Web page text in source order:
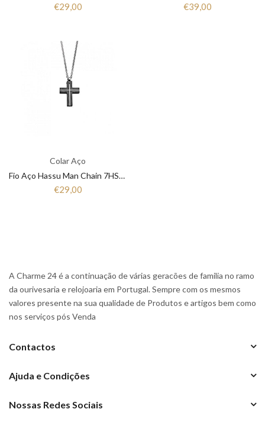
€29,00 €39,00
Colar Aço
Fio Aço Hassu Man Chain 7HSS010826A
€29,00
A Charme 24 é a continuação de várias geracões de familia no ramo
da ourivesaria e relojoaria em Portugal. Sempre com os mesmos
valores presente na sua qualidade de Produtos e artigos bem como
nos serviços pós Venda
Contactos
Ajuda e Condições
Nossas Redes Sociais